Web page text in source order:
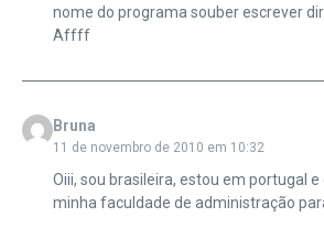
nome do programa souber escrever
Affff
Bruna
11 de novembro de 2010 em 10:32
Oiii, sou brasileira, estou em portugal
minha faculdade de administração